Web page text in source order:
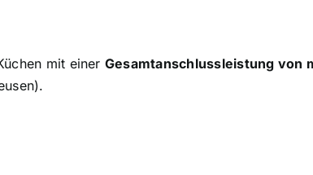
mit einer Gesamtanschlussleistung von